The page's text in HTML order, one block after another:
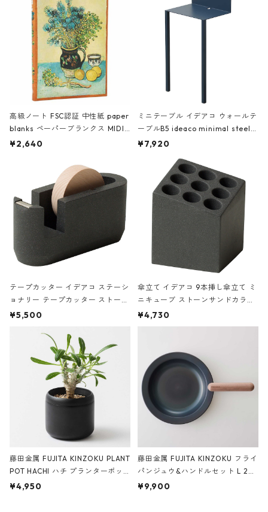
高級ノート FSC認証 中性紙 paper
blanks ペーパーブランクス MIDI
ハードカバー 罫線 ヴァン・ゴッホ
¥2,640
ミニテーブル イデアコ ウォールテ
ーブルB5 ideaco minimal steel f
urniture WALL Table B5 ネイビー
¥7,920
テープカッター イデアコ ステーシ
ョナリー テープカッター ストーン
サンドカラー 石調 ideaco Station
¥5,500
傘立て イデアコ 9本挿し傘立て ミ
ニキューブ ストーンサンドカラー
石調 ideaco Umbrella Stand CUB
E ストーンサンドブラック
¥4,730
藤田金属 FUJITA KINZOKU PLANT
POT HACHI ハチ プランターポッ
ト 3号 ブラック
¥4,950
藤田金属 FUJITA KINZOKU フライ
パンジュウ&ハンドルセット L 24c
m ガス火・IH対応 鉄フライパン
¥9,900